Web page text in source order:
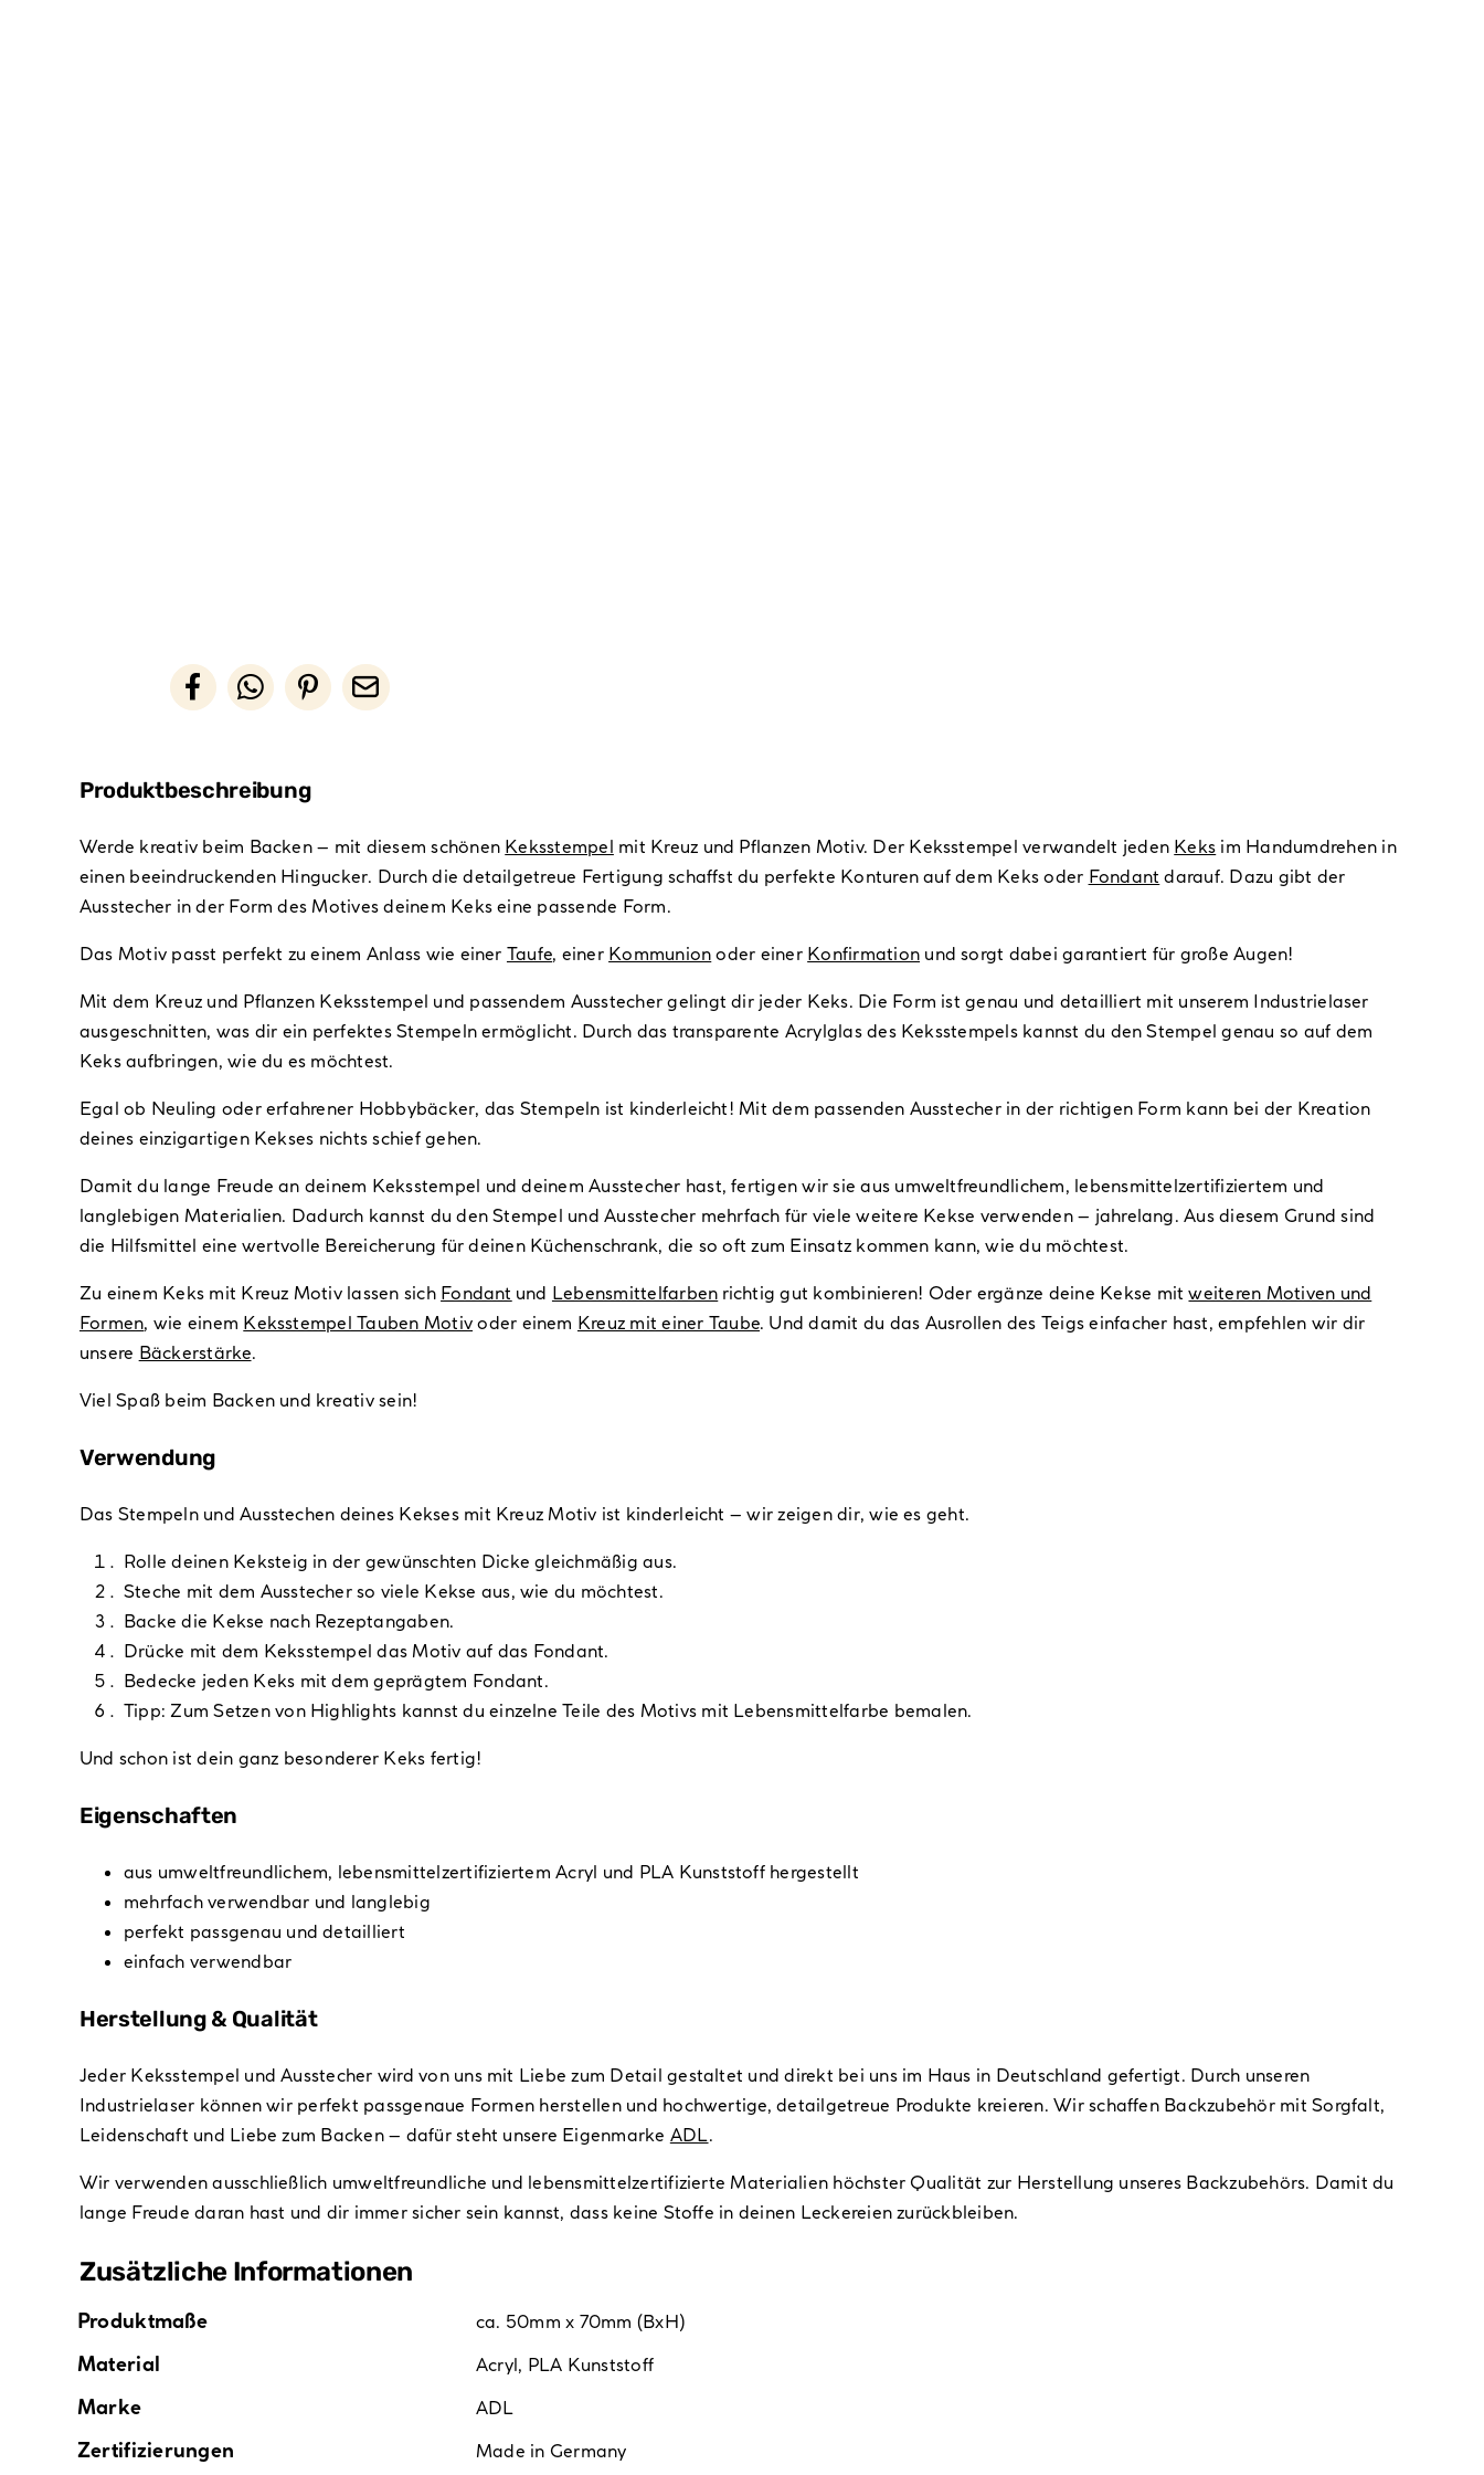
Produktbeschreibung
Werde kreativ beim Backen – mit diesem schönen Keksstempel mit Kreuz und Pflanzen Motiv. Der Keksstempel verwandelt jeden Keks im Handumdrehen in
einen beeindruckenden Hingucker. Durch die detailgetreue Fertigung schaffst du perfekte Konturen auf dem Keks oder Fondant darauf. Dazu gibt der
Ausstecher in der Form des Motives deinem Keks eine passende Form.
Das Motiv passt perfekt zu einem Anlass wie einer Taufe, einer Kommunion oder einer Konfirmation und sorgt dabei garantiert für große Augen!
Mit dem Kreuz und Pflanzen Keksstempel und passendem Ausstecher gelingt dir jeder Keks. Die Form ist genau und detailliert mit unserem Industrielaser
ausgeschnitten, was dir ein perfektes Stempeln ermöglicht. Durch das transparente Acrylglas des Keksstempels kannst du den Stempel genau so auf dem
Keks aufbringen, wie du es möchtest.
Egal ob Neuling oder erfahrener Hobbybäcker, das Stempeln ist kinderleicht! Mit dem passenden Ausstecher in der richtigen Form kann bei der Kreation
deines einzigartigen Kekses nichts schief gehen.
Damit du lange Freude an deinem Keksstempel und deinem Ausstecher hast, fertigen wir sie aus umweltfreundlichem, lebensmittelzertifiziertem und
langlebigen Materialien. Dadurch kannst du den Stempel und Ausstecher mehrfach für viele weitere Kekse verwenden – jahrelang. Aus diesem Grund sind
die Hilfsmittel eine wertvolle Bereicherung für deinen Küchenschrank, die so oft zum Einsatz kommen kann, wie du möchtest.
Zu einem Keks mit Kreuz Motiv lassen sich Fondant und Lebensmittelfarben richtig gut kombinieren! Oder ergänze deine Kekse mitweiteren Motiven und
Formen, wie einem Keksstempel Tauben Motiv oder einem Kreuz mit einer Taube. Und damit du das Ausrollen des Teigs einfacher hast, empfehlen wir dir
unsere Bäckerstärke.
Viel Spaß beim Backen und kreativ sein!
Verwendung
Das Stempeln und Ausstechen deines Kekses mit Kreuz Motiv ist kinderleicht – wir zeigen dir, wie es geht.
Rolle deinen Keksteig in der gewünschten Dicke gleichmäßig aus.
Steche mit dem Ausstecher so viele Kekse aus, wie du möchtest.
Backe die Kekse nach Rezeptangaben.
Drücke mit dem Keksstempel das Motiv auf das Fondant.
Bedecke jeden Keks mit dem geprägtem Fondant.
Tipp: Zum Setzen von Highlights kannst du einzelne Teile des Motivs mit Lebensmittelfarbe bemalen.
Und schon ist dein ganz besonderer Keks fertig!
Eigenschaften
aus umweltfreundlichem, lebensmittelzertifiziertem Acryl und PLA Kunststoff hergestellt
mehrfach verwendbar und langlebig
perfekt passgenau und detailliert
einfach verwendbar
Herstellung & Qualität
Jeder Keksstempel und Ausstecher wird von uns mit Liebe zum Detail gestaltet und direkt bei uns im Haus in Deutschland gefertigt. Durch unseren
Industrielaser können wir perfekt passgenaue Formen herstellen und hochwertige, detailgetreue Produkte kreieren. Wir schaffen Backzubehör mit Sorgfalt,
Leidenschaft und Liebe zum Backen – dafür steht unsere Eigenmarke ADL.
Wir verwenden ausschließlich umweltfreundliche und lebensmittelzertifizierte Materialien höchster Qualität zur Herstellung unseres Backzubehörs. Damit du
lange Freude daran hast und dir immer sicher sein kannst, dass keine Stoffe in deinen Leckereien zurückbleiben.
Zusätzliche Informationen
Produktmaße ca. 50mm x 70mm (BxH)
Material Acryl, PLA Kunststoff
Marke ADL
Zertifizierungen Made in Germany